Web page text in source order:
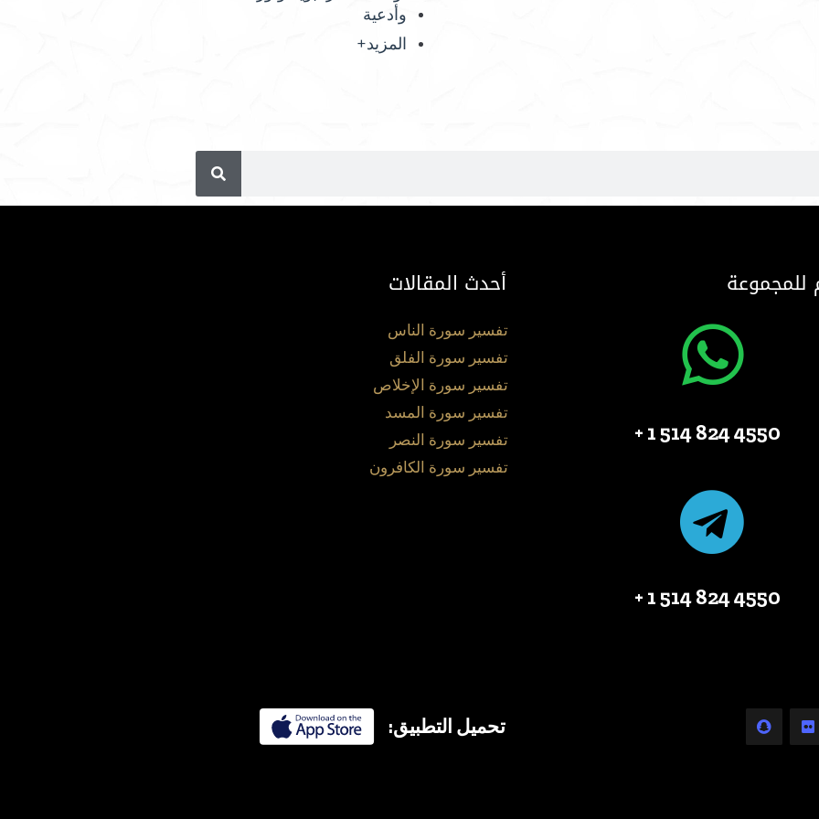
وأدعية
المزيد+
للمجموعة
4550 824 514 1 +
4550 824 514 1 +
أحدث المقالات
تفسير سورة الناس
تفسير سورة الفلق
تفسير سورة الإخلاص
تفسير سورة المسد
تفسير سورة النصر
تفسير سورة الكافرون
تحميل التطبيق: